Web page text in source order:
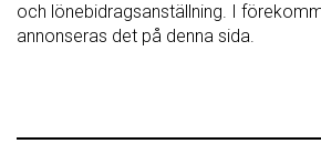
och lönebidragsanställning. I
annonseras det på denna sida.